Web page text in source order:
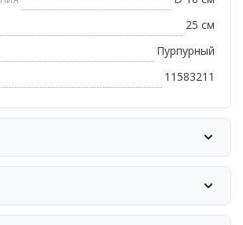
25 см
Пурпурный
11583211